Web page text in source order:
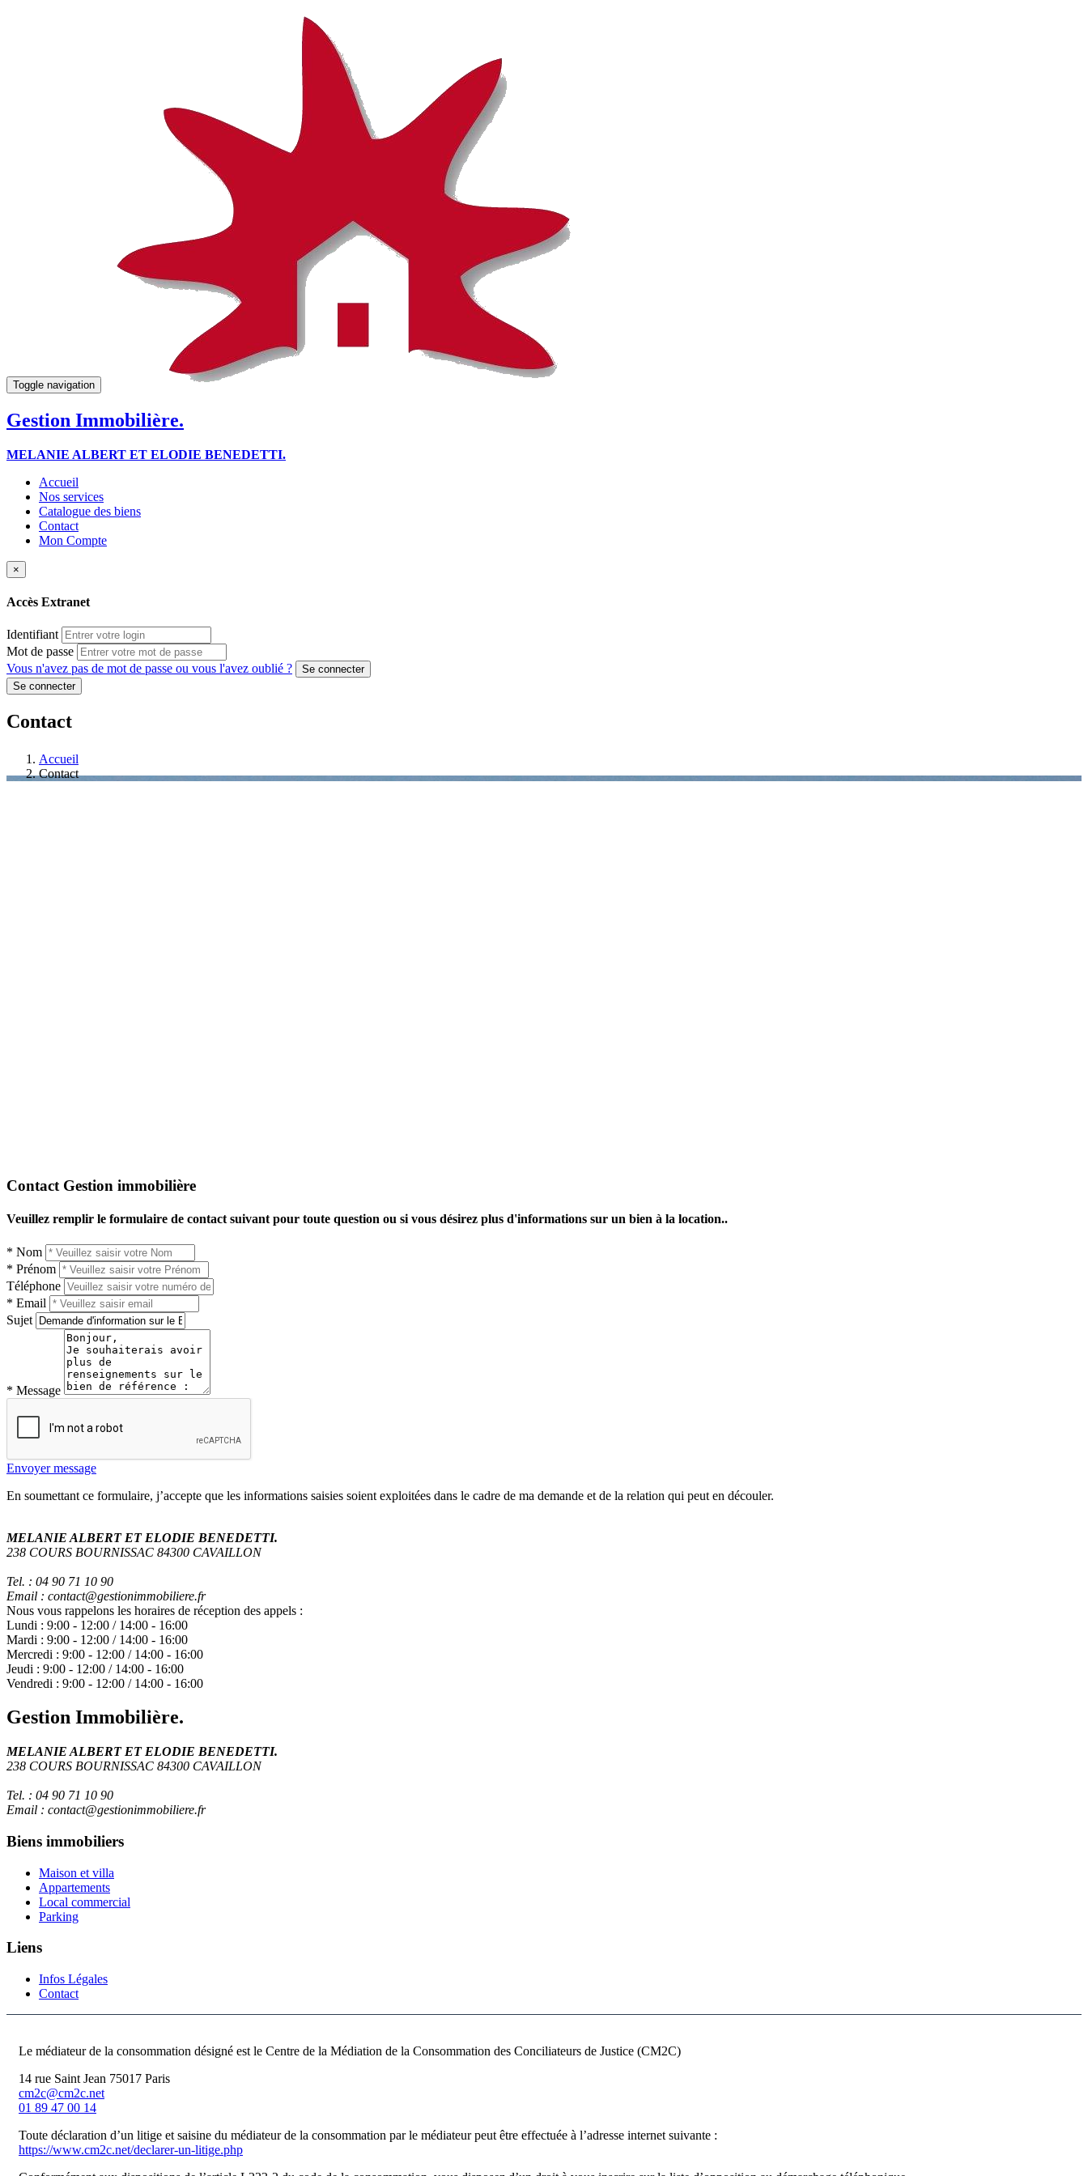
Toggle navigation
Gestion Immobilière.
MELANIE ALBERT ET ELODIE BENEDETTI.
Accueil
Nos services
Catalogue des biens
Contact
Mon Compte
×
Accès Extranet
Identifiant
Mot de passe
Vous n'avez pas de mot de passe ou vous l'avez oublié ?
Contact
Accueil
Contact
Contact Gestion immobilière
Veuillez remplir le formulaire de contact suivant pour toute question ou si vous désirez plus d'informations sur un bien à la location..
* Nom
* Prénom
Téléphone
* Email
Sujet
* Message
Envoyer message
En soumettant ce formulaire, j’accepte que les informations saisies soient exploitées dans le cadre de ma demande et de la relation qui peut en découler.
MELANIE ALBERT ET ELODIE BENEDETTI.
238 COURS BOURNISSAC 84300 CAVAILLON
Tel. : 04 90 71 10 90
Email : contact@gestionimmobiliere.fr
Nous vous rappelons les horaires de réception des appels :
Lundi : 9:00 - 12:00 / 14:00 - 16:00
Mardi : 9:00 - 12:00 / 14:00 - 16:00
Mercredi : 9:00 - 12:00 / 14:00 - 16:00
Jeudi : 9:00 - 12:00 / 14:00 - 16:00
Vendredi : 9:00 - 12:00 / 14:00 - 16:00
Gestion Immobilière.
MELANIE ALBERT ET ELODIE BENEDETTI.
238 COURS BOURNISSAC 84300 CAVAILLON
Tel. : 04 90 71 10 90
Email : contact@gestionimmobiliere.fr
Biens immobiliers
Maison et villa
Appartements
Local commercial
Parking
Liens
Infos Légales
Contact
Le médiateur de la consommation désigné est le Centre de la Médiation de la Consommation des Conciliateurs de Justice (CM2C)
14 rue Saint Jean 75017 Paris
cm2c@cm2c.net
01 89 47 00 14
Toute déclaration d’un litige et saisine du médiateur de la consommation par le médiateur peut être effectuée à l’adresse internet suivante :
https://www.cm2c.net/declarer-un-litige.php